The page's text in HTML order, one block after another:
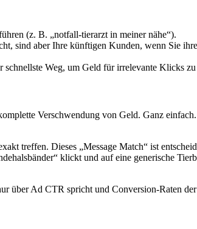
(z. B. „notfall-tierarzt in meiner nähe“).
sind aber Ihre künftigen Kunden, wenn Sie
schnellste Weg, um Geld für irrelevante Klicks zu
Verschwendung von Geld. Ganz
treffen. Dieses „Message Match“ ist
klickt und auf eine generische
über Ad CTR spricht und Conversion-Raten